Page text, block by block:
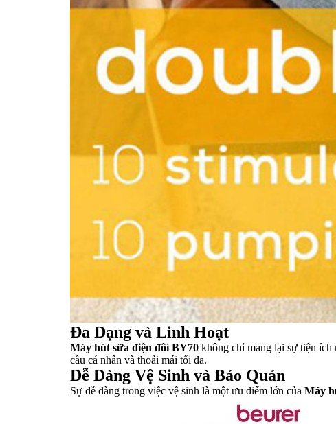
Đa Dạng và Linh Hoạt
Máy hút sữa điện đôi BY70 không chỉ mang lại sự tiện ích
cầu cá nhân và thoải mái tối đa.
Dễ Dàng Vệ Sinh và Bảo Quản
Sự dễ dàng trong việc vệ sinh là một ưu điểm lớn của Máy